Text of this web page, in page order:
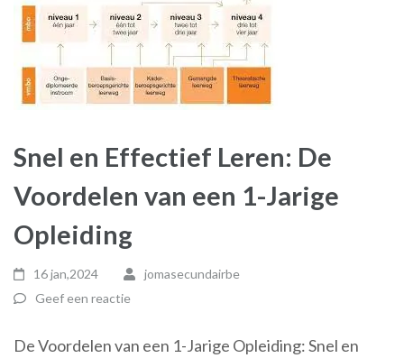
Snel en Effectief Leren: De
Voordelen van een 1-Jarige
Opleiding
16 jan,2024
jomasecundairbe
Geef een reactie
De Voordelen van een 1-Jarige Opleiding: Snel en